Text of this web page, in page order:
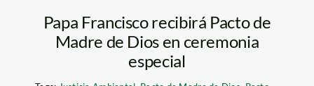
Papa Francisco recibirá Pacto de
Madre de Dios en ceremonia
especial